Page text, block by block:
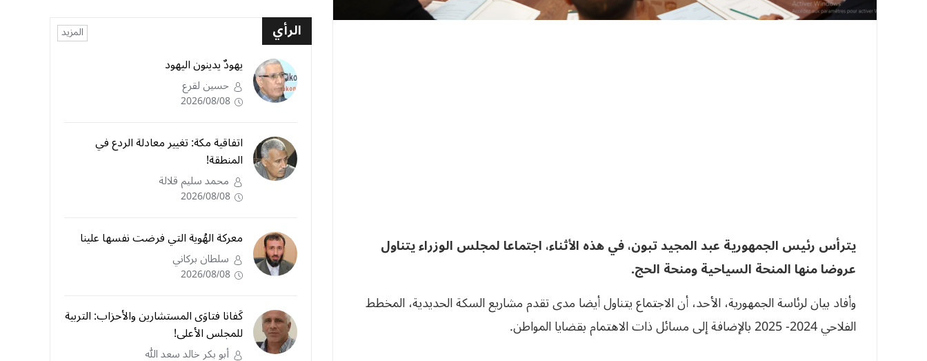
يترأس رئيس الجمهورية عبد المجيد تبون، في هذه الأثناء، اجتماعا لمجلس الوزراء يتناول
عروضا منها المنحة السياحية ومنحة الحج.
وأفاد بيان لرئاسة الجمهورية، الأحد، أن الاجتماع يتناول أيضا مدى تقدم مشاريع السكة الحديدية، المخطط
الفلاحي 2024- 2025 بالإضافة إلى مسائل ذات الاهتمام بقضايا المواطن.
الرأي المزيد
يهودٌ يدينون اليهود
حسين لقرع
2026/08/08
اتفاقية مكة: تغيير معادلة الردع في
المنطقة!
محمد سليم قلالة
2026/08/08
معركة الهُوية التي فرضت نفسها علينا
سلطان بركاني
2026/08/08
كَفانا فتاوَى المستشارين والأحزاب: التربية
للمجلس الأعلى!
أبو بكر خالد سعد الله